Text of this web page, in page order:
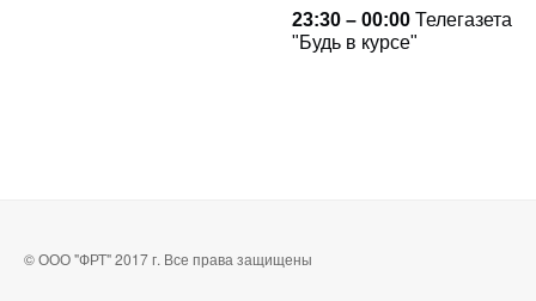
23:30 – 00:00 Телегазета
"Будь в курсе"
© ООО "ФРТ" 2017 г. Все права защищены